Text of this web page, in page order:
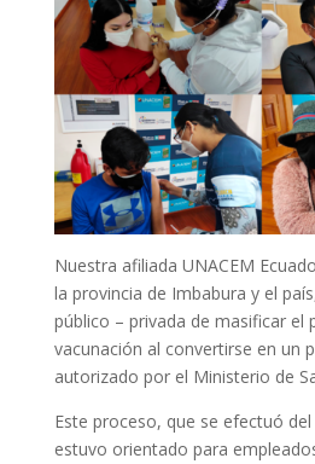
Nuestra afiliada UNACEM
la provincia de Imbabura y el
público – privada de masificar el
vacunación al convertirse en un
autorizado por el Ministerio de
Este proceso, que se efectuó
estuvo orientado para